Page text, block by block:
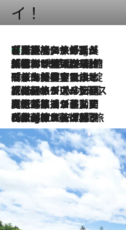
イ！
46 Minutes Ago
【厳選旅コスメ】「多機能アイテムがメイン！」旅好き美容エディターが選んだ夏旅ベストコスメを発表【Mサイズジップ】
2026.8.6
「荷物が増えるほど旅ストレスは増す」美容ジャーナリストがたどり着いた最終結論。“化粧品を劇的に減らす”感動の凝縮美容とは
2026.8.6
「旅先には金髪ウィッグを持参」日本と同じメイクでは損してる!? 美容ジャーナリストが提案する“掟破りの旅美容”とは
2026.8.6
【厳選旅コスメ】「身軽さ＆UV対策重視！」ヘアアーティストshucoが選んだ夏旅ベストコスメを発表【Mサイズジップ】
2026.8.5
【厳選旅コスメ】国内をあちこち移動する河井菜摘が選んだ夏旅ベストコスメ発表！「リラックスアイテムはマスト」【Mサイズジップ】
2026.8.4
【厳選旅コスメ】「紫外線＆乾燥対策しながらメイク感も！」ヘア＆メイクGeorgeが選んだ夏旅ベストコスメを発表！【Mサイズジップ】